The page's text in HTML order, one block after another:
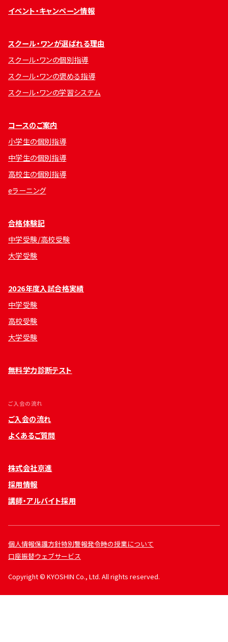
イベント・キャンペーン情報
スクール・ワンが選ばれる理由
スクール・ワンの個別指導
スクール・ワンの褒める指導
スクール・ワンの学習システム
コースのご案内
小学生の個別指導
中学生の個別指導
高校生の個別指導
eラーニング
合格体験記
中学受験/高校受験
大学受験
2026年度入試合格実績
中学受験
高校受験
大学受験
無料学力診断テスト
ご入会の流れ
ご入会の流れ
よくあるご質問
株式会社京進
採用情報
講師・アルバイト採用
個人情報保護方針特別警報発令時の授業について
口座振替ウェブサービス
Copyright © KYOSHIN Co., Ltd. All rights reserved.